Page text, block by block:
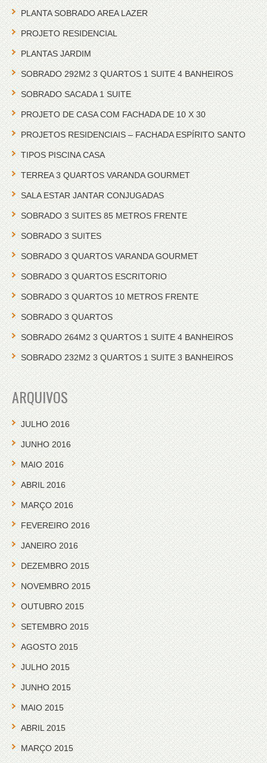
PLANTA SOBRADO AREA LAZER
PROJETO RESIDENCIAL
PLANTAS JARDIM
SOBRADO 292M2 3 QUARTOS 1 SUITE 4 BANHEIROS
SOBRADO SACADA 1 SUITE
PROJETO DE CASA COM FACHADA DE 10 X 30
PROJETOS RESIDENCIAIS – FACHADA ESPÍRITO SANTO
TIPOS PISCINA CASA
TERREA 3 QUARTOS VARANDA GOURMET
SALA ESTAR JANTAR CONJUGADAS
SOBRADO 3 SUITES 85 METROS FRENTE
SOBRADO 3 SUITES
SOBRADO 3 QUARTOS VARANDA GOURMET
SOBRADO 3 QUARTOS ESCRITORIO
SOBRADO 3 QUARTOS 10 METROS FRENTE
SOBRADO 3 QUARTOS
SOBRADO 264M2 3 QUARTOS 1 SUITE 4 BANHEIROS
SOBRADO 232M2 3 QUARTOS 1 SUITE 3 BANHEIROS
ARQUIVOS
JULHO 2016
JUNHO 2016
MAIO 2016
ABRIL 2016
MARÇO 2016
FEVEREIRO 2016
JANEIRO 2016
DEZEMBRO 2015
NOVEMBRO 2015
OUTUBRO 2015
SETEMBRO 2015
AGOSTO 2015
JULHO 2015
JUNHO 2015
MAIO 2015
ABRIL 2015
MARÇO 2015